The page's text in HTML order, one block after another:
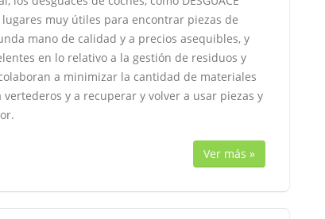
lugares muy útiles para encontrar piezas de
mano de calidad y a precios asequibles, y
en lo relativo a la gestión de residuos y
a minimizar la cantidad de materiales
vertederos y a recuperar y volver a usar piezas y
Ver más »